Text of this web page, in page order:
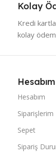
Kolay
Kredi
kolay
Hesabım
Hesabım
Siparişlerim
Sepet
Sipariş